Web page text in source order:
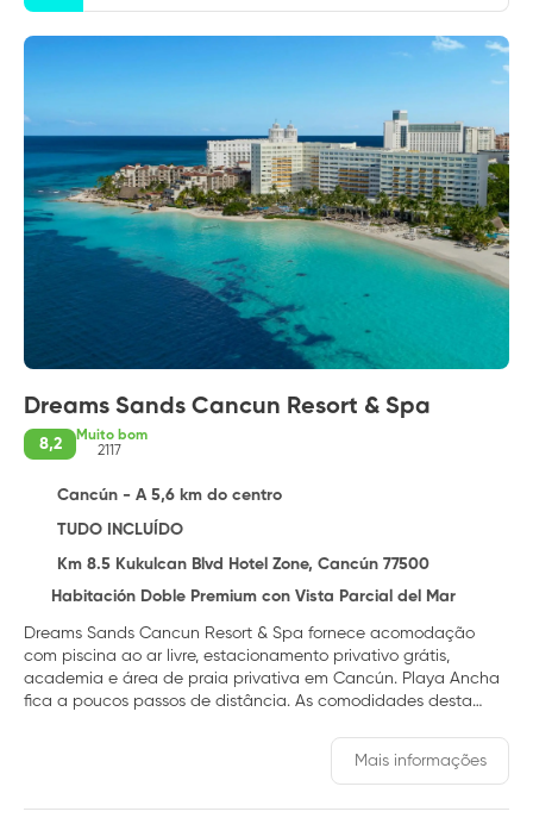
Dreams Sands Cancun Resort & Spa
8,2
Muito bom
2117
Cancún - A 5,6 km do centro
TUDO INCLUÍDO
Km 8.5 Kukulcan Blvd Hotel Zone, Cancún 77500
Habitación Doble Premium con Vista Parcial del Mar
Dreams Sands Cancun Resort & Spa fornece acomodação
com piscina ao ar livre, estacionamento privativo grátis,
academia e área de praia privativa em Cancún. Playa Ancha
fica a poucos passos de distância. As comodidades desta
quarto, além de Wi-Fi grátis em toda a propriedade. A
acomodação oferece uma recepção 24 horas, um caixa
com ar-condicionado, área de estar, TV de tela plana com
Mais informações